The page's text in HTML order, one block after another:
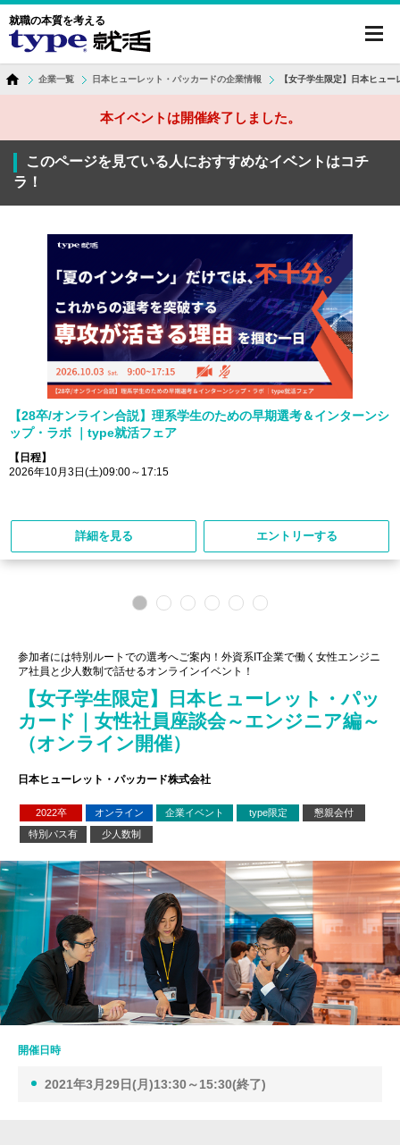
就職の本質を考える
企業一覧 日本ヒューレット・パッカードの企業情報 【女子学生限定】日本ヒュ
本イベントは開催終了しました。
このページを見ている人におすすめなイベントはコチ
ラ！
【28卒/オンライン合説】理系学生のための早期選考＆インターンシ
ップ・ラボ ｜type就活フェア
【日程】
2026年10月3日(土)09:00～17:15
詳細を見る エントリーする
参加者には特別ルートでの選考へご案内！外資系IT企業で働く女性エンジニ
ア社員と少人数制で話せるオンラインイベント！
【女子学生限定】日本ヒューレット・パッ
カード｜女性社員座談会～エンジニア編～
（オンライン開催）
日本ヒューレット・パッカード株式会社
2022卒 オンライン 企業イベント type限定
懇親会付
特別パス有
少人数制
開催日時
2021年3月29日(月)13:30～15:30(終了)